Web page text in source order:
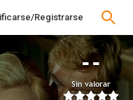
Registrarse
--
Sin valorar